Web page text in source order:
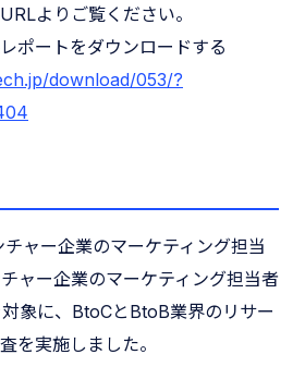
よりご覧ください。
ポートをダウンロードする
download/053/?
ャー企業のマーケティング担当
ャー企業のマーケティング担当者
象に、BtoCとBtoB業界のリサー
を実施しました。